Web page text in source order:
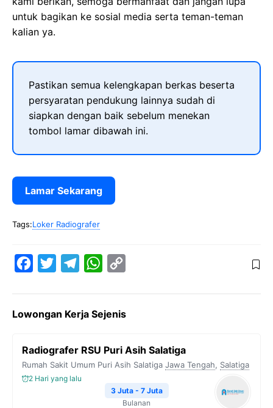
untuk bagikan ke sosial media serta teman-teman
kalian ya.
Pastikan semua kelengkapan berkas beserta
persyaratan pendukung lainnya sudah di
siapkan dengan baik sebelum menekan
tombol lamar dibawah ini.
Lamar Sekarang
Tags:Loker Radiografer
e
o
o
t
e
e
r
W
t
A
y
i
k
Lowongan Kerja Sejenis
Radiografer RSU Puri Asih Salatiga
Rumah Sakit Umum Puri Asih Salatiga Jawa Tengah, Salatiga
2 Hari yang lalu
3 Juta - 7 Juta
Bulanan